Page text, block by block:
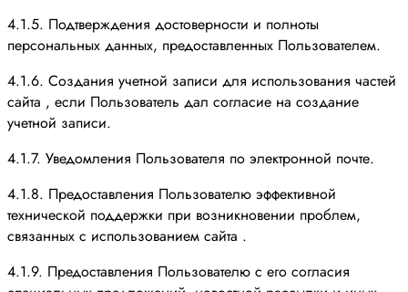
4.1.5. Подтверждения достоверности и полноты
персональных данных, предоставленных Пользователем.
4.1.6. Создания учетной записи для использования частей
сайта , если Пользователь дал согласие на создание
учетной записи.
4.1.7. Уведомления Пользователя по электронной почте.
4.1.8. Предоставления Пользователю эффективной
технической поддержки при возникновении проблем,
связанных с использованием сайта .
4.1.9. Предоставления Пользователю с его согласия